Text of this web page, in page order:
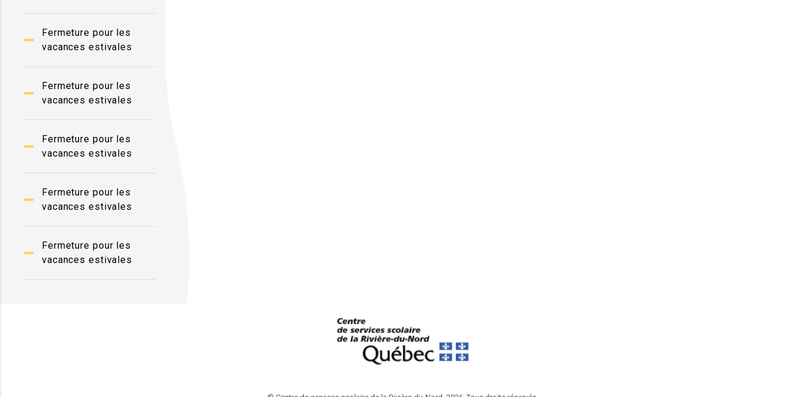
Fermeture pour les
vacances estivales
Fermeture pour les
vacances estivales
Fermeture pour les
vacances estivales
Fermeture pour les
vacances estivales
Fermeture pour les
vacances estivales